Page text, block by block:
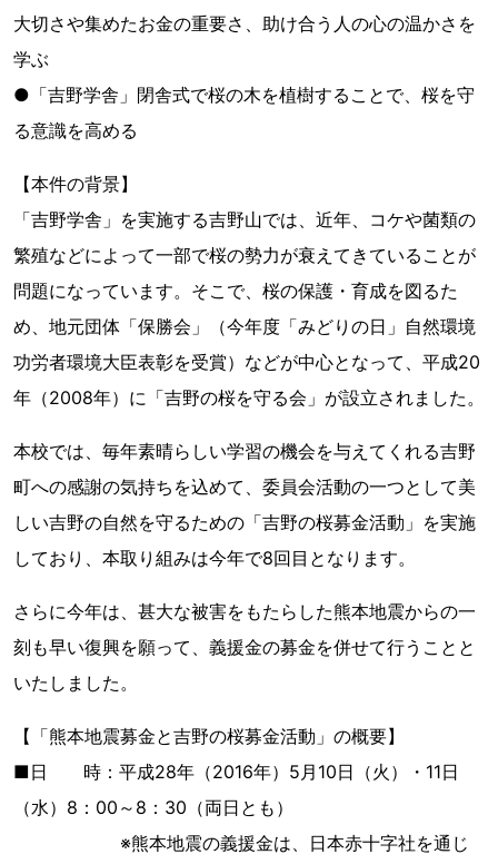
大切さや集めたお金の重要さ、助け合う人の心の温かさを
学ぶ
●「吉野学舎」閉舎式で桜の木を植樹することで、桜を守
る意識を高める
【本件の背景】
「吉野学舎」を実施する吉野山では、近年、コケや菌類の
繁殖などによって一部で桜の勢力が衰えてきていることが
問題になっています。そこで、桜の保護・育成を図るた
め、地元団体「保勝会」（今年度「みどりの日」自然環境
功労者環境大臣表彰を受賞）などが中心となって、平成20
年（2008年）に「吉野の桜を守る会」が設立されました。
本校では、毎年素晴らしい学習の機会を与えてくれる吉野
町への感謝の気持ちを込めて、委員会活動の一つとして美
しい吉野の自然を守るための「吉野の桜募金活動」を実施
しており、本取り組みは今年で8回目となります。
さらに今年は、甚大な被害をもたらした熊本地震からの一
刻も早い復興を願って、義援金の募金を併せて行うことと
いたしました。
【「熊本地震募金と吉野の桜募金活動」の概要】
■日 時：平成28年（2016年）5月10日（火）・11日
（水）8：00～8：30（両日とも）
※熊本地震の義援金は、日本赤十字社を通じ